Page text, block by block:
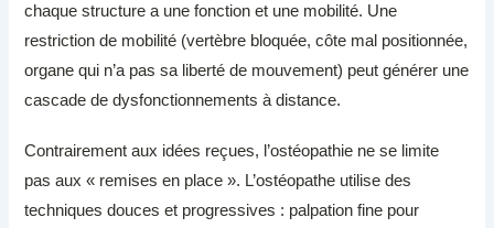
chaque structure a une fonction et une mobilité. Une
restriction de mobilité (vertèbre bloquée, côte mal positionnée,
organe qui n’a pas sa liberté de mouvement) peut générer une
cascade de dysfonctionnements à distance.
Contrairement aux idées reçues, l’ostéopathie ne se limite
pas aux « remises en place ». L’ostéopathe utilise des
techniques douces et progressives : palpation fine pour